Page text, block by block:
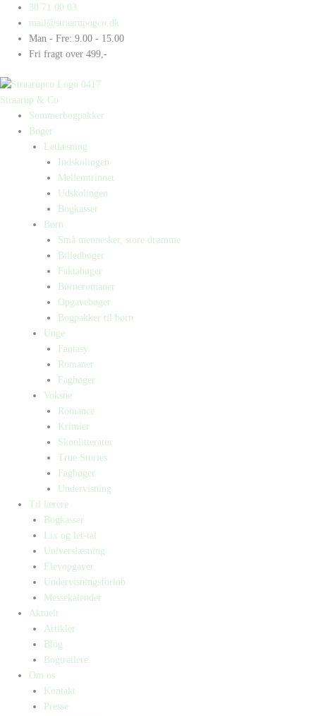
indholdet
30 71 00 03
mail@straarupogco.dk
Man - Fre: 9.00 - 15.00
Fri fragt over 499,-
Straarup & Co
Sommerbogpakker
Bøger
Letlæsning
Indskolingen
Mellemtrinnet
Udskolingen
Bogkasser
Børn
Små mennesker, store drømme
Billedbøger
Faktabøger
Børneromaner
Opgavebøger
Bogpakker til børn
Unge
Fantasy
Romaner
Fagbøger
Voksne
Romance
Krimier
Skønlitteratur
True Stories
Fagbøger
Undervisning
Til lærere
Bogkasser
Lix og let-tal
Universlæsning
Elevopgaver
Undervisningsforløb
Messekalender
Aktuelt
Artikler
Blog
Bogtrailere
Om os
Kontakt
Presse
Products
search
Products
search
Biler